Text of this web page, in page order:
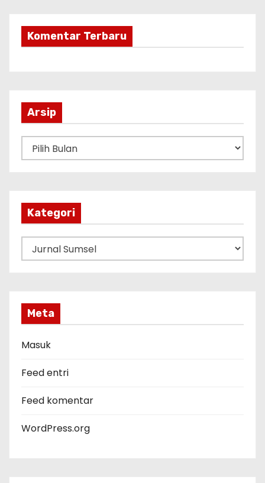
Komentar Terbaru
Arsip
r
Kategori
a
o
r
Meta
Masuk
Feed entri
Feed komentar
WordPress.org